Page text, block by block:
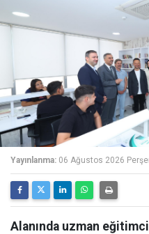
Yayınlanma: 06 Ağustos 2026
Alanında uzman